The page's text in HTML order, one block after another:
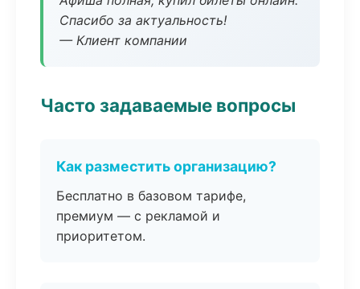
Спасибо за актуальность!
— Клиент компании
Часто задаваемые вопросы
Как разместить организацию?
Бесплатно в базовом тарифе,
премиум — с рекламой и
приоритетом.